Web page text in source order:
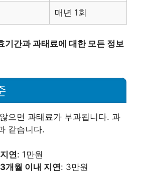
매년 1회
기간과 과태료에 대한 모든 정보
으면 과태료가 부과됩니다. 과
같습니다.
연: 1만원
개월 이내 지연: 3만원